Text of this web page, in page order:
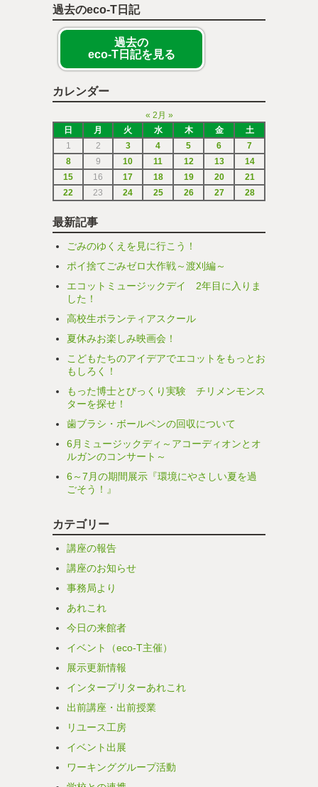
過去のeco-T日記
過去の
eco-T日記を見る
カレンダー
« 2月 »
日
月 火 水 木 金
土
1
2 3 4 5 6
7
8
9 10 11 12 13
14
15
16 17 18 19 20
21
22
23 24 25 26 27 28
最新記事
ごみのゆくえを見に行こう！
ポイ捨てごみゼロ大作戦～渡刈編～
エコットミュージックデイ 2年目に入りま
した！
高校生ボランティアスクール
夏休みお楽しみ映画会！
こどもたちのアイデアでエコットをもっとお
もしろく！
もった博士とびっくり実験 チリメンモンス
ターを探せ！
歯ブラシ・ボールペンの回収について
6月ミュージックディ～アコーディオンとオ
ルガンのコンサート～
6～7月の期間展示『環境にやさしい夏を過
ごそう！』
カテゴリー
講座の報告
講座のお知らせ
事務局より
あれこれ
今日の来館者
イベント（eco-T主催）
展示更新情報
インタープリターあれこれ
出前講座・出前授業
リユース工房
イベント出展
ワーキンググループ活動